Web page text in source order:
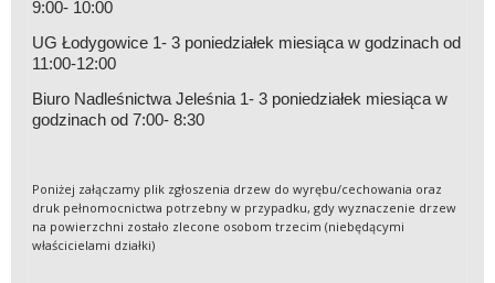
9:00- 10:00
UG Łodygowice 1- 3 poniedziałek miesiąca w godzinach od
11:00-12:00
Biuro Nadleśnictwa Jeleśnia 1- 3 poniedziałek miesiąca w
godzinach od 7:00- 8:30
Poniżej załączamy plik zgłoszenia drzew do wyrębu/cechowania oraz
druk pełnomocnictwa potrzebny w przypadku, gdy wyznaczenie drzew
na powierzchni zostało zlecone osobom trzecim (niebędącymi
właścicielami działki)